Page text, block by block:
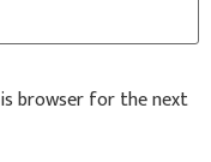
browser for the next